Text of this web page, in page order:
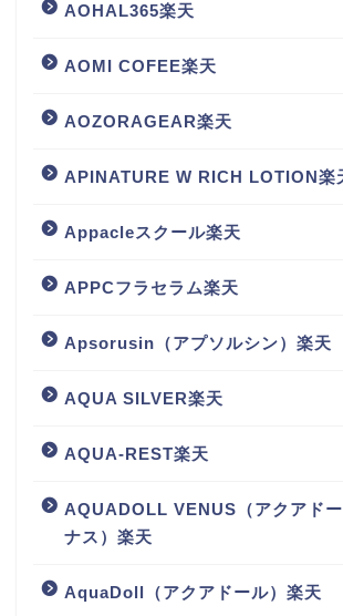
AOHAL365楽天
AOMI COFEE楽天
AOZORAGEAR楽天
APINATURE W RICH LOTION楽
Appacleスクール楽天
APPCフラセラム楽天
Apsorusin（アプソルシン）楽天
AQUA SILVER楽天
AQUA-REST楽天
AQUADOLL VENUS（アクアド
ナス）楽天
AquaDoll（アクアドール）楽天